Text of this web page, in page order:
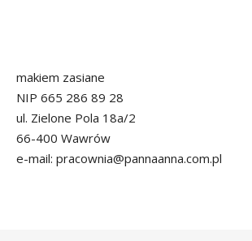
makiem zasiane
NIP 665 286 89 28
ul. Zielone Pola 18a/2
66-400 Wawrów
e-mail: pracownia@pannaanna.com.pl